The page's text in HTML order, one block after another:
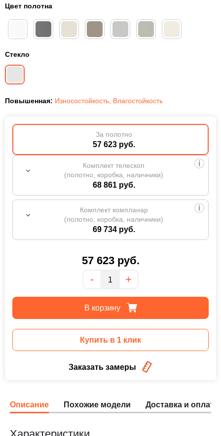
Цвет полотна
Стекло
Повышенная: Износостойкость, Влагостойкость
57 623руб.
Количество
- +
За полотно
57 623 руб.
Комплект телескоп
(полотно, коробка, наличники)
68 861 руб.
Комплект компланар
(полотно, коробка, наличники)
69 734 руб.
В корзину
Купить в 1 клик
Заказать замеры
Описание Похожие модели Доставка и оплата
Характеристики